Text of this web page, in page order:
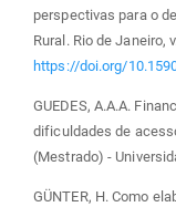
perspectivas para o
Rural. Rio de Janeiro,
https://doi.org/
GUEDES, A.A.A.
dificuldades de
(Mestrado) -
GÜNTER, H. Como